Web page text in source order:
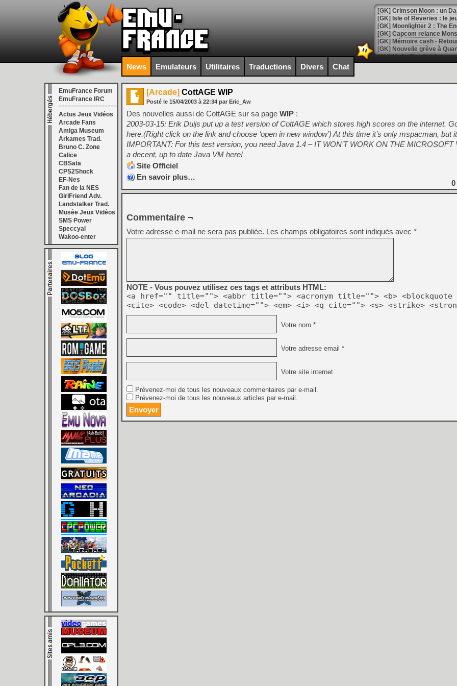
[GK] Crimson Moon : un
[GK] Isle of Reveries : le
[GK] Moonlighter 2 : The
[GK] Capcom relance
[Mo5] Deux inédits du
[GK] Le beat'em up The
[GK] Endless Legend 2 :
[LS] [PS5] Le WebKit
[GK] Oubliez Crazy Taxi,
[LS] [Switch] NSZ 5.0.0
[GK] No More Room in
[GK] Un chatbot Atelier
[GK] Mémoire cash -
[GK] Nvidia : le prix des
[GK] Suikoden Star Leap :
[Mo5] La mini borne
[GK] Atari renoue avec
[GK] Le studio de FIFA
[GK] La PlayStation 1 en
[GK] Dawn of War 4 : les
[GK] CloverPit : l'héritier
[GK] Stellar Blade : Blood
[GK] Palworld Online est
[GK] Wuchang 2 : le
[GK] Test : Big Walk est le
[GK] Starsand Island : la
[GK] Dan Houser (GTA)
[GK] Comment EA Sports
News Emulateurs Utilitaires Traductions Divers Chat
EmuFrance Forum
EmuFrance IRC
===================
Actus Jeux Vidéos
Arcade Fans
Amiga Museum
Arkames Trad.
Bruno C. Zone
Calice
CBSata
CPS2Shock
EF-Nes
Fan de la NES
GirlFriend Adv.
Landstalker Trad.
Musée Jeux Vidéos
SMS Power
Speccyal
Wakoo-enter
[Arcade] CottAGE WIP
Posté le 15/04/2003 à 22:34 par Eric_Aw
Des nouvelles aussi de CottAGE sur sa page WIP :
2003-03-15: Erik Duijs put up a test version of CottAGE which stores high scores on the internet.
here.(Right click on the link and choose ‘open in new window’) At this time it’s only mspacman, but
IMPORTANT: For this test version, you need Java 1.4 – IT WON’T WORK ON THE MICROSOFT
a decent, up to date Java VM here!
Site Officiel
En savoir plus…
0
Commentaire ¬
Votre adresse e-mail ne sera pas publiée. Les champs obligatoires sont indiqués avec *
NOTE - Vous pouvez utilisez ces tags et attributs HTML:
<a href="" title=""> <abbr title=""> <acronym title=""> <b> <blockquote
<cite> <code> <del datetime=""> <em> <i> <q cite=""> <s> <strike>
Votre nom *
Votre adresse email *
Votre site internet
Prévenez-moi de tous les nouveaux commentaires par e-mail.
Prévenez-moi de tous les nouveaux articles par e-mail.